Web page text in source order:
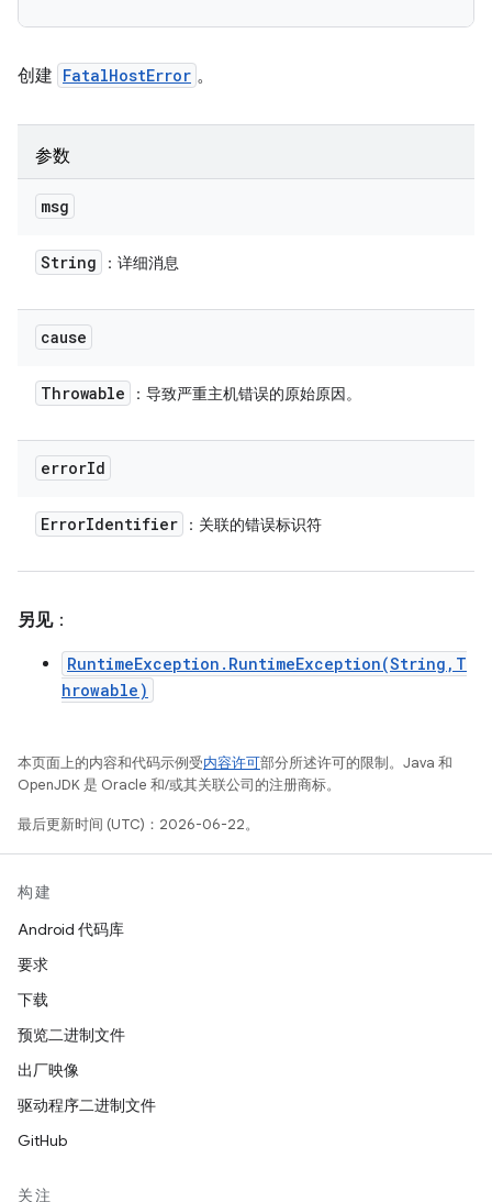
创建 FatalHostError 。
参数
msg
String ：详细消息
cause
Throwable ：导致严重主机错误的原始原因。
errorId
ErrorIdentifier ：关联的错误标识符
另见：
RuntimeException.RuntimeException(String,T
hrowable)
本页面上的内容和代码示例受内容许可部分所述许可的限制。Java 和
OpenJDK 是 Oracle 和/或其关联公司的注册商标。
最后更新时间 (UTC)：2026-06-22。
构建
Android 代码库
要求
下载
预览二进制文件
出厂映像
驱动程序二进制文件
GitHub
关注